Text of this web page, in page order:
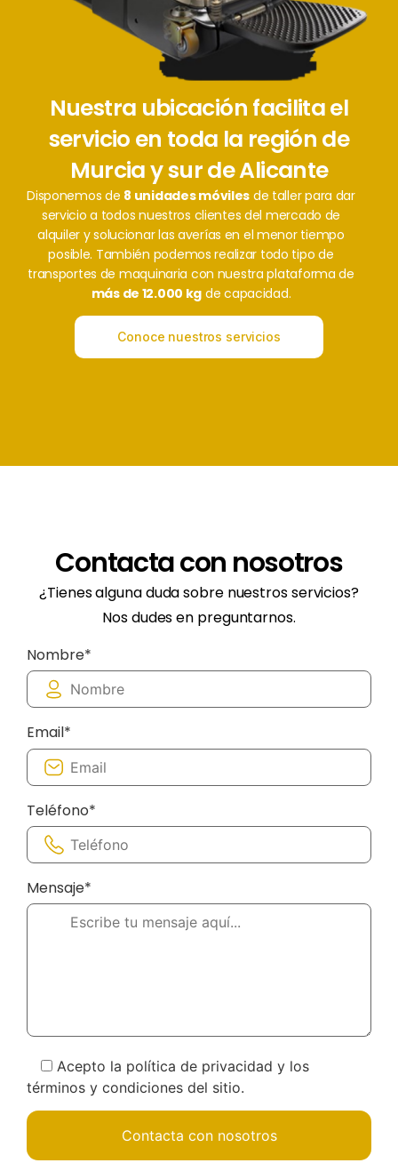
Nuestra ubicación facilita el
servicio en toda la región de
Murcia y sur de Alicante
Disponemos de 8 unidades móviles de taller para dar
servicio a todos nuestros clientes del mercado de
alquiler y solucionar las averías en el menor tiempo
posible. También podemos realizar todo tipo de
transportes de maquinaria con nuestra plataforma de
más de 12.000 kg de capacidad.
Conoce nuestros servicios
Contacta con nosotros
¿Tienes alguna duda sobre nuestros servicios?
Nos dudes en preguntarnos.
Nombre*
Email*
Teléfono*
Mensaje*
Acepto la política de privacidad y los
términos y condiciones del sitio.